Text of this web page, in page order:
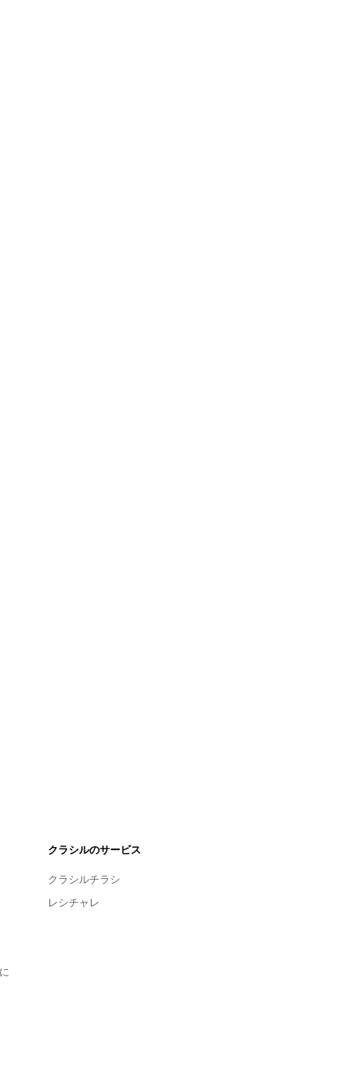
クラシルのサービス
クラシルチラシ
レシチャレ